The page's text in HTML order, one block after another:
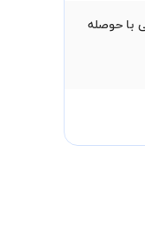
با حوصله